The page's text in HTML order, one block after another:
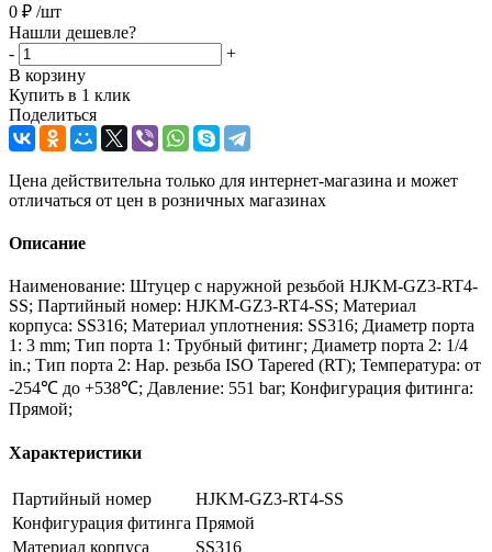
0 ₽ /шт
Нашли дешевле?
-
+
В корзину
Купить в 1 клик
Поделиться
Цена действительна только для интернет-магазина и может
отличаться от цен в розничных магазинах
Описание
Наименование: Штуцер с наружной резьбой HJKM-GZ3-RT4-
SS; Партийный номер: HJKM-GZ3-RT4-SS; Материал
корпуса: SS316; Материал уплотнения: SS316; Диаметр порта
1: 3 mm; Тип порта 1: Трубный фитинг; Диаметр порта 2: 1/4
in.; Тип порта 2: Нар. резьба ISO Tapered (RT); Температура: от
-254℃ до +538℃; Давление: 551 bar; Конфигурация фитинга:
Прямой;
Характеристики
Партийный номер
HJKM-GZ3-RT4-SS
Конфигурация фитинга Прямой
Материал корпуса
SS316